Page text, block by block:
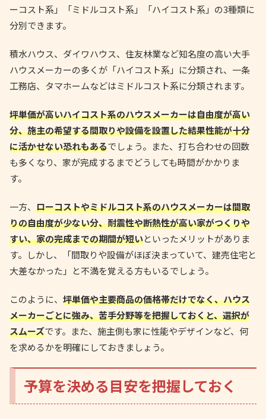
ーコスト系」「ミドルコスト系」「ハイコスト系」の3種類に
分別できます。
積水ハウス、ダイワハウス、住友林業など知名度の高い大手
ハウスメーカーの多くが「ハイコスト系」に分類され、一条
工務店、タマホームなどはミドルコスト系に分類されます。
坪単価が高いハイコスト系のハウスメーカーは自由度が高い
分、施主の希望する間取りや設備を設置した結果性能が十分
に活かせない恐れもあるでしょう。また、打ち合わせの回数
も多くなり、家が完成するまでどうしても時間がかかりま
す。
一方、 ローコストやミドルコスト系のハウスメーカーは間取
りの自由度が少ない分、耐震性や断熱性が高い家がつくりや
すい、家の完成までの期間が短いといったメリットがありま
す。しかし、「間取りや設備がほぼ決まっていて、建売住宅と
大差なかった」と不満を覚える方もいるでしょう。
このように、 坪単価や主要商品の価格帯だけでなく、ハウス
メーカーごとに強み、苦手分野等を把握しておくと、選択が
スムーズです。また、施主側も家に性能やデザインなど、何
を求めるかを明確にしておきましょう。
予算を決める目安を把握しておく